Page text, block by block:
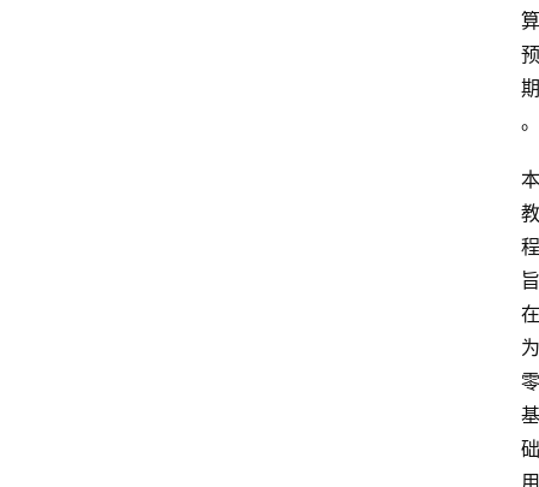
算
预
期
。
本
教
程
旨
在
为
零
基
础
用